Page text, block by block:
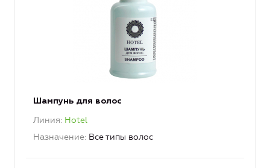
Шампунь для волос
Линия Hotel
Назначение Все типы волос